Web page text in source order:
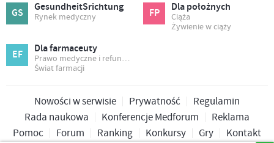
GS GesundheitSrichtung
Rynek medyczny FP Dla położnych
Ciąża
Żywienie w ciąży
EF Dla farmaceuty
Prawo medyczne i refundacja
Świat farmacji
Nowości w serwisie Prywatność
Regulamin
Rada naukowa
Konferencje Medforum
Reklama
Pomoc
Forum Ranking Konkursy Gry Kontakt